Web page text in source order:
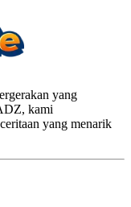
yang
kami
yang menarik